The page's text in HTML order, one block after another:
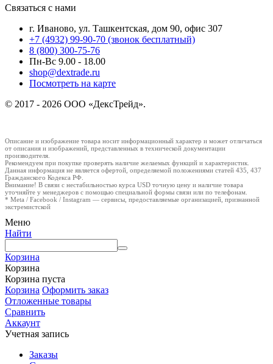
Связаться с нами
г. Иваново, ул. Ташкентская, дом 90, офис 307
+7 (4932) 99-90-70 (звонок бесплатный)
8 (800) 300-75-76
Пн-Вс 9.00 - 18.00
shop@dextrade.ru
Посмотреть на карте
© 2017 - 2026 ООО «ДексТрейд».
Описание и изображение товара носит информационный характер и может отличаться
от описания и изображений, представленных в технической документации
производителя.
Рекомендуем при покупке проверять наличие желаемых функций и характеристик.
Данная информация не является офертой, определяемой положениями статей 435, 437
Гражданского Кодекса РФ.
Внимание! В связи с нестабильностью курса USD точную цену и наличие товара
уточняйте у менеджеров с помощью специальной формы связи или по телефонам.
* Meta / Facebook / Instagram — сервисы, предоставляемые организацией, признанной
экстремистской
Меню
Найти
Корзина
Корзина
Корзина пуста
Корзина Оформить заказ
Отложенные товары
Сравнить
Аккаунт
Учетная запись
Заказы